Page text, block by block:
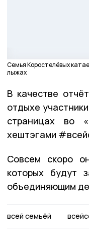
Семья Коростелёвых
лыжах
В качестве
отдыхе
страницах во
хештэгами
Совсем скоро
которых будут
объединяющим
всей семьёй